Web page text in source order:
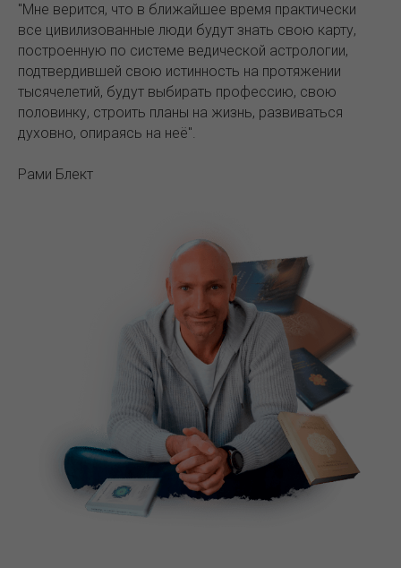
"Мне верится, что в ближайшее время практически
все цивилизованные люди будут знать свою карту,
построенную по системе ведической астрологии,
подтвердившей свою истинность на протяжении
тысячелетий, будут выбирать профессию, свою
половинку, строить планы на жизнь, развиваться
духовно, опираясь на неё".
Рами Блект